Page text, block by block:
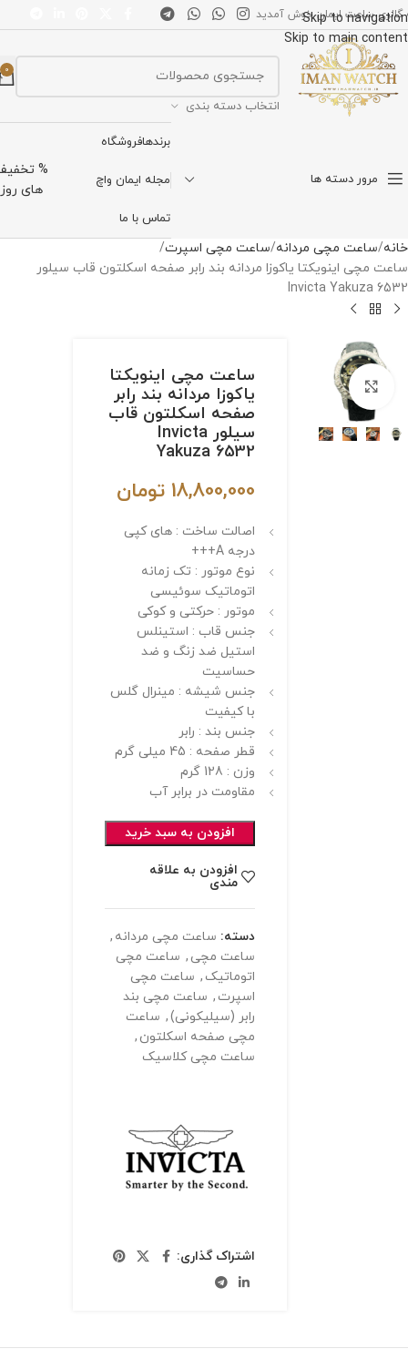
Skip to navigation
Skip to main content
گالری ساعت ایمان خوش آمدید
انتخاب دسته بندی
0
مرور دسته ها
برندهافروشگاه
مجله ایمان واچ
تماس با ما
%
های روز
خانه ساعت مچی مردانه ساعت مچی اسپرت
ساعت مچی اینویکتا یاکوزا مردانه بند رابر صفحه اسکلتون قاب سیلور
Invicta Yakuza 6532
برای بزرگنمایی کلیک کنیدساعت مچی اینویکتا
یاکوزا مردانه بند رابر
صفحه اسکلتون قاب
سیلور Invicta
Yakuza 6532
18,800,000 تومان
اصالت ساخت : های کپی
درجه A+++
نوع موتور : تک زمانه
اتوماتیک سوئیسی
موتور : حرکتی و کوکی
جنس قاب : استینلس
استیل ضد زنگ و ضد
حساسیت
جنس شیشه : مینرال گلس
با کیفیت
جنس بند : رابر
قطر صفحه : 45 میلی گرم
وزن : 128 گرم
مقاومت در برابر آب
افزودن به سبد خرید
افزودن به علاقه
مندی
دسته: ساعت مچی مردانه ,
ساعت مچی , ساعت مچی
اتوماتیک , ساعت مچی
اسپرت , ساعت مچی بند
رابر (سیلیکونی), ساعت
مچی صفحه اسکلتون ,
ساعت مچی کلاسیک
اشتراک گذاری: